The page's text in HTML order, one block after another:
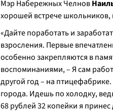
Мэр Набережных Челнов
хорошей встрече школьников,
«Дайте поработать и
взросления. Первые
особенно закрепляются в
воспоминаниями, – Я сам
другой год – на
города. Идешь по холодку,
68 рублей 32 копейки я